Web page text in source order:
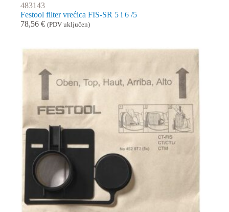
483143
Festool filter vrećica FIS-SR 5 i 6 /5
78,56 € (PDV uključen)